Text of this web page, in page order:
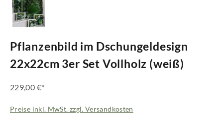
Pflanzenbild im Dschungeldesign
22x22cm 3er Set Vollholz (weiß)
229,00 €*
Preise inkl. MwSt. zzgl. Versandkosten